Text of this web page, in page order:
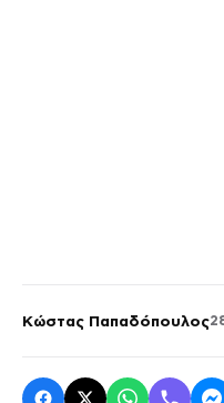
Κώστας Παπαδόπουλος